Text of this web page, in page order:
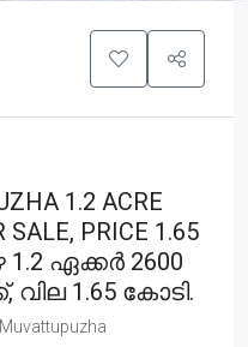
1.2 ACRE
SALE, PRICE 1.65
ഏക്കർ 2600
വില 1.65 കോടി.